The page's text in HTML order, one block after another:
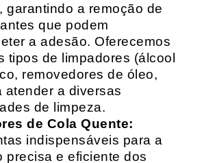
garantindo a remoção de
que podem
a adesão. Oferecemos
tipos de limpadores (álcool
removedores de óleo,
atender a diversas
de limpeza.
de Cola Quente:
indispensáveis para a
precisa e eficiente dos